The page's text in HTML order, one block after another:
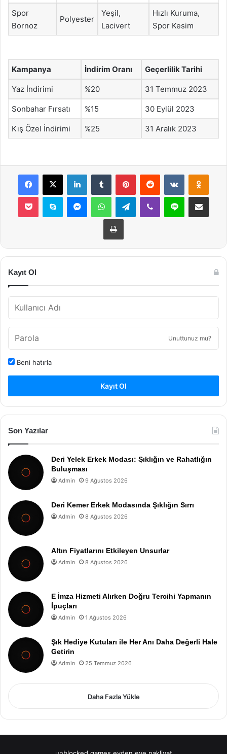
Spor
Bornoz
Polyester
Yeşil,
Lacivert
Hızlı Kuruma,
Spor Kesim
Kampanya İndirim Oranı Geçerlilik Tarihi
Yaz İndirimi %20 31 Temmuz 2023
Sonbahar Fırsatı %15 30 Eylül 2023
Kış Özel İndirimi %25 31 Aralık 2023
Facebook
X LinkedInTumblr PinterestReddit VKontakte
Pocket Skype MessengerWhatsAppTelegramViber Line E-Posta ile
Yazdır
Kayıt Ol
Unuttunuz mu?
Beni hatırla
Kayıt Ol
Son Yazılar
Deri Yelek Erkek Modası: Şıklığın ve Rahatlığın
Buluşması
Admin 9 Ağustos 2026
Deri Kemer Erkek Modasında Şıklığın Sırrı
Admin 8 Ağustos 2026
Altın Fiyatlarını Etkileyen Unsurlar
Admin 8 Ağustos 2026
E İmza Hizmeti Alırken Doğru Tercihi Yapmanın
İpuçları
Admin 1 Ağustos 2026
Şık Hediye Kutuları ile Her Anı Daha Değerli Hale
Getirin
Admin 25 Temmuz 2026
Daha Fazla Yükle